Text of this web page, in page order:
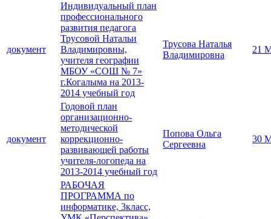
документ
Индивидуальный план
профессионального
развития педагога
Трусовой Натальи
Владимировны,
учителя географии
МБОУ «СОШ № 7»
г.Когалыма на 2013-
2014 учебный год
Трусова Наталья
Владимировна
21
документ
Годовой план
организационно-
методической
коррекционно-
развивающей работы
учителя-логопеда на
2013-2014 учебный год
Попова Ольга
Сергеевна
30
РАБОЧАЯ
ПРОГРАММА по
информатике, 3класс,